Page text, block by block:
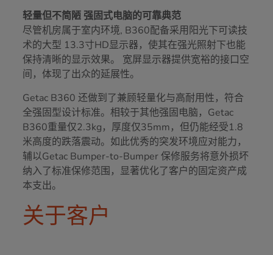
轻量但不简陋 强固式电脑的可靠典范
尽管机房属于室内环境, B360配备采用阳光下可读技
术的大型 13.3寸HD显示器，使其在强光照射下也能
保持清晰的显示效果。 宽屏显示器提供宽裕的接口空
间，体现了出众的延展性。
Getac B360 还做到了兼顾轻量化与高耐用性，符合
全强固型设计标准。相较于其他强固电脑，Getac
B360重量仅2.3kg，厚度仅35mm，但仍能经受1.8
米高度的跌落震动。如此优秀的突发环境应对能力，
辅以Getac Bumper-to-Bumper 保修服务将意外损坏
纳入了标准保修范围，显著优化了客户的固定资产成
本支出。
关于客户